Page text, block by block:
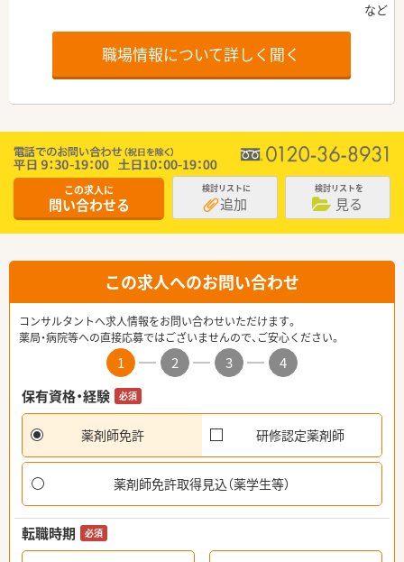
職場情報について詳しく聞く
この求人に
問い合わせる
検討リストに
追加
検討リストを
見る
この求人へのお問い合わせ
コンサルタントへ求人情報をお問い合わせいただけます。
薬局・病院等への直接応募ではございませんので、ご安心ください。
1 2 3
4
保有資格・経験
必須
薬剤師免許 研修認定薬剤師
薬剤師免許取得見込（薬学生等）
転職時期 必須